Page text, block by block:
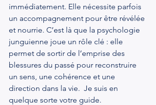
immédiatement. Elle nécessite parfois
un accompagnement pour être révélée
et nourrie. C’est là que la psychologie
junguienne joue un rôle clé : elle
permet de sortir de l’emprise des
blessures du passé pour reconstruire
un sens, une cohérence et une
direction dans la vie.  Je suis en
quelque sorte votre guide.